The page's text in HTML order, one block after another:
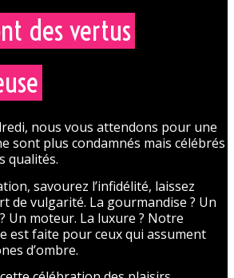
des vertus
nous vous attendons pour une
sont plus condamnés mais célébrés
qualités.
savourez l’infidélité, laissez
de vulgarité. La gourmandise ? Un
Un moteur. La luxure ? Notre
est faite pour ceux qui assument
d’ombre.